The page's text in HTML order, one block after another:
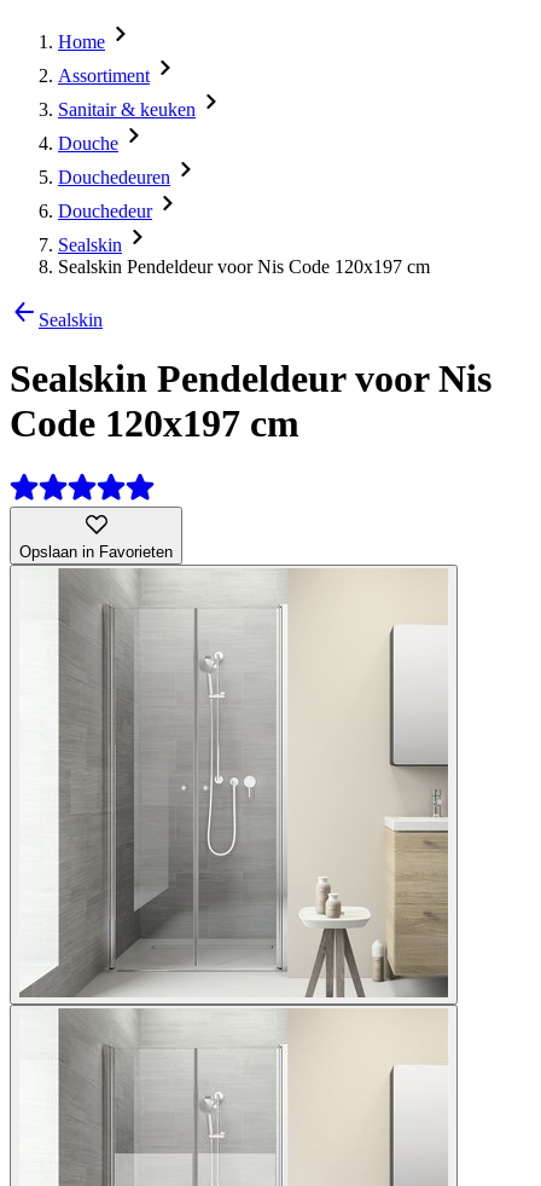
Home
Assortiment
Sanitair & keuken
Douche
Douchedeuren
Douchedeur
Sealskin
Sealskin Pendeldeur voor Nis Code 120x197 cm
Sealskin
Sealskin Pendeldeur voor Nis
Code 120x197 cm
Opslaan in Favorieten